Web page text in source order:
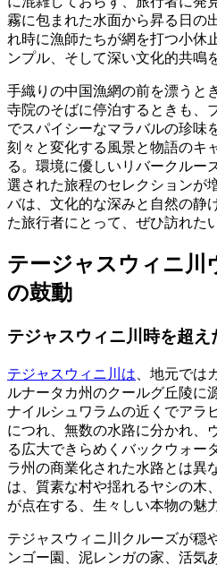
霧に包まれた水面から昇る日の
れ時に漁師たちが網を打つ小休
ンプル、そして深い文化的共鳴
手織りの中国漁網の前を漂うと
寺院のそばに停泊するときも、
でスパイシーなマラバルの珍味
刻々と変化する風景と物語のキ
る。環境に優しいリバークルー
選された旅程のセレクションが
バは、文化的な深みと自然の静
た旅行者にとって、ぜひ訪れた
テージャスウィニ川
の鼓動
テジャスウィニ川時を超え
テジャスウィニ川は 、地元では
ルナータカ州のクールグ丘陵に
ナイルシュワラムの近くでアラ
につれ、無数の水路に分かれ、
る広大できらめくバックウォー
ラ州の商業化された水路とは異
は、質素な村や揺れるヤシの木
が点在する、生々しい本物の魅
テジャスウィニ川クルーズが穏
ンゴー園、泥レンガの家、活気